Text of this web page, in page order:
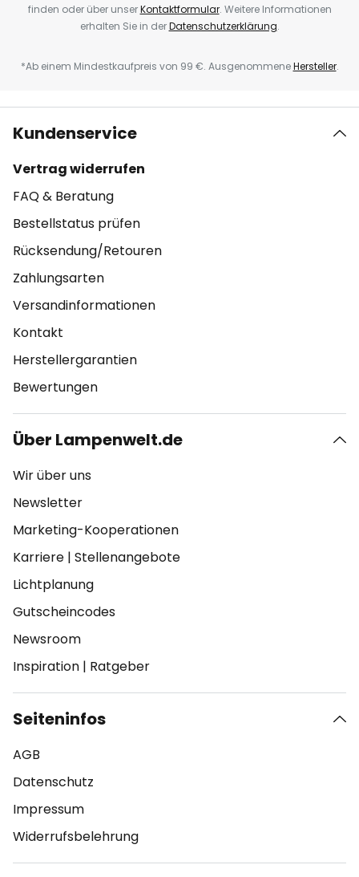
finden oder über unserKontaktformular. Weitere Informationen
erhalten Sie in derDatenschutzerklärung.
*Ab einem Mindestkaufpreis von 99 €. AusgenommeneHersteller.
Kundenservice
Vertrag widerrufen
FAQ & Beratung
Bestellstatus prüfen
Rücksendung/Retouren
Zahlungsarten
Versandinformationen
Kontakt
Herstellergarantien
Bewertungen
Über Lampenwelt.de
Wir über uns
Newsletter
Marketing-Kooperationen
Karriere | Stellenangebote
Lichtplanung
Gutscheincodes
Newsroom
Inspiration | Ratgeber
Seiteninfos
AGB
Datenschutz
Impressum
Widerrufsbelehrung